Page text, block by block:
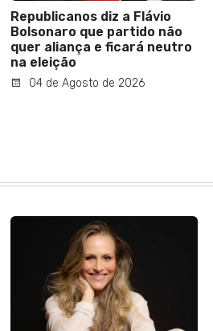
Republicanos diz a Flávio
Bolsonaro que partido não
quer aliança e ficará neutro
na eleição
04 de Agosto de 2026